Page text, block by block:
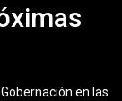
en las